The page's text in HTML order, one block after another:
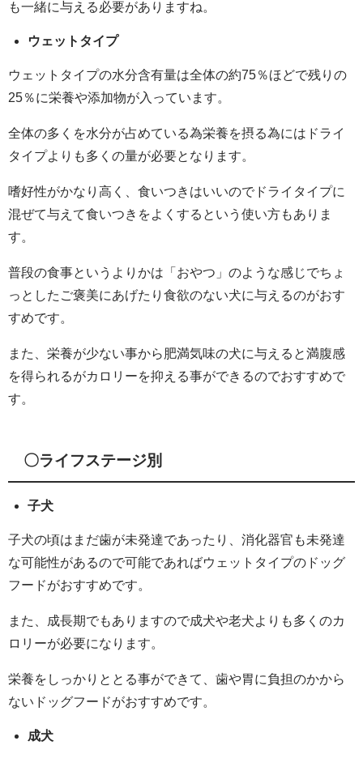
も一緒に与える必要がありますね。
ウェットタイプ
ウェットタイプの水分含有量は全体の約75％ほどで残りの
25％に栄養や添加物が入っています。
全体の多くを水分が占めている為栄養を摂る為にはドライ
タイプよりも多くの量が必要となります。
嗜好性がかなり高く、食いつきはいいのでドライタイプに
混ぜて与えて食いつきをよくするという使い方もありま
す。
普段の食事というよりかは「おやつ」のような感じでちょ
っとしたご褒美にあげたり食欲のない犬に与えるのがおす
すめです。
また、栄養が少ない事から肥満気味の犬に与えると満腹感
を得られるがカロリーを抑える事ができるのでおすすめで
す。
〇ライフステージ別
子犬
子犬の頃はまだ歯が未発達であったり、消化器官も未発達
な可能性があるので可能であればウェットタイプのドッグ
フードがおすすめです。
また、成長期でもありますので成犬や老犬よりも多くのカ
ロリーが必要になります。
栄養をしっかりととる事ができて、歯や胃に負担のかから
ないドッグフードがおすすめです。
成犬